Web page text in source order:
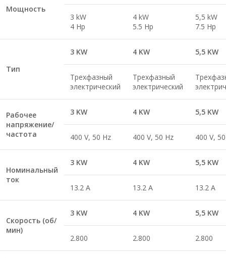
Мощность
3 kW
4 Hp
4 kW
5.5 Hp
5,5 kW
7.5 Hp
Тип
3 KW 4 KW 5,5 KW
Трехфазный
электрический
Трехфазный
электрический
Рабочее
напряжение/
частота
3 KW 4 KW 5,5 KW
400 V, 50 Hz 400 V, 50 Hz 400 V,
Номинальный
ток
3 KW 4 KW 5,5 KW
13.2 A 13.2 A 13.2 A
Скорость (об/
мин)
3 KW 4 KW 5,5 KW
2.800 2.800 2.800